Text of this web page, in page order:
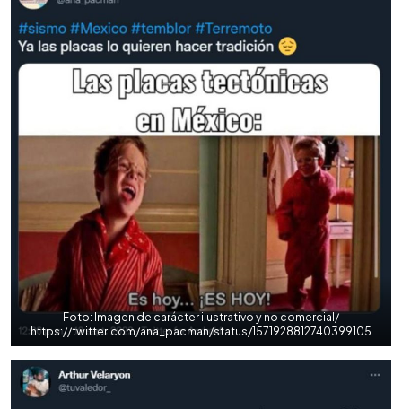
Foto: Imagen de carácter ilustrativo y no comercial/
https://twitter.com/ana_pacman/status/1571928812740399105